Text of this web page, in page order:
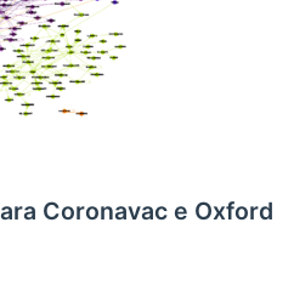
Coronavac e Oxford